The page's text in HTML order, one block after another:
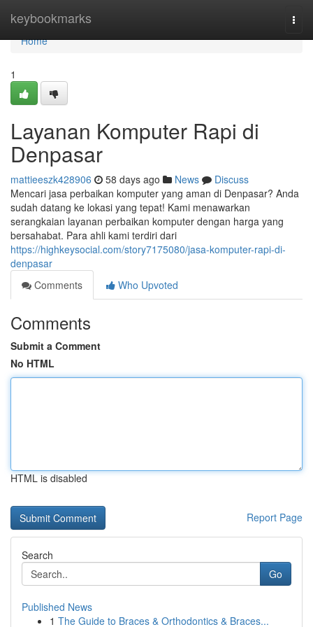
keybookmarks
Home
Home
1
Layanan Komputer Rapi di
Denpasar
mattieeszk428906 58 days ago News
Discuss
Mencari jasa perbaikan komputer yang aman di Denpasar? Anda
sudah datang ke lokasi yang tepat! Kami menawarkan
serangkaian layanan perbaikan komputer dengan harga yang
bersahabat. Para ahli kami terdiri dari
https://highkeysocial.com/story7175080/jasa-komputer-rapi-di-
denpasar
Comments
Who Upvoted
Comments
Submit a Comment
No HTML
HTML is disabled
Report Page
Search
Go
Published News
1 The Guide to Braces & Orthodontics & Braces...